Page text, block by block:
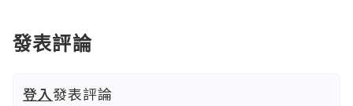
發表評論
登入發表評論